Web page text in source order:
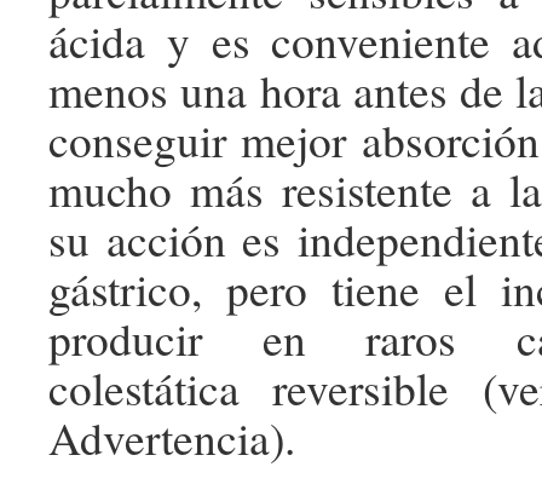
ácida y es conveniente
menos una hora antes de
conseguir mejor
mucho más resistente a
su acción es
gástrico, pero tiene el
producir en raros
colestática reversible
Advertencia).